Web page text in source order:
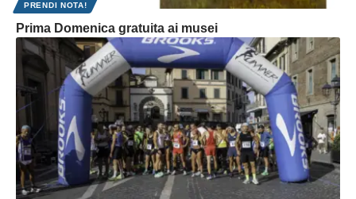
PRENDI NOTA!
Prima Domenica gratuita ai musei